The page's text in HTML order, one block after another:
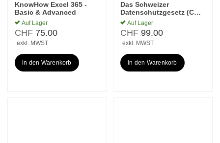
KnowHow Excel 365 -
Basic & Advanced
Auf Lager
CHF 75.00
exkl. MWST
in den Warenkorb
Das Schweizer
Datenschutzgesetz (CH-
DSG)
Auf Lager
CHF99.00
exkl. MWST
in den Warenkorb